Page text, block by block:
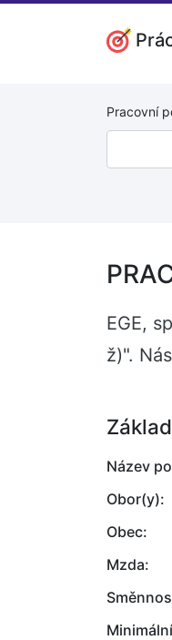
Pracovní
EGE,
ž)".
Název
Obor(y):
Obec:
Mzda: